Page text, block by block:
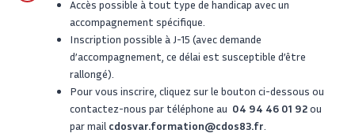
Accès possible à tout type de handicap avec un
accompagnement spécifique.
Inscription possible à J-15 (avec demande
d’accompagnement, ce délai est susceptible d’être
rallongé).
Pour vous inscrire, cliquez sur le bouton ci-dessous ou
contactez-nous par téléphone au 04 94 46 01 92ou
par mail cdosvar.formation@cdos83.fr